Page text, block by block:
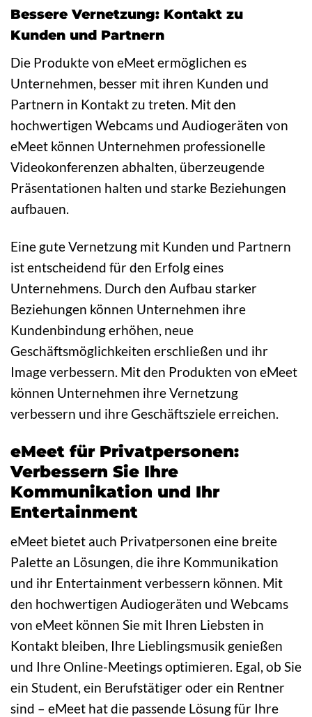
Bessere Vernetzung: Kontakt zu
Kunden und Partnern
Die Produkte von eMeet ermöglichen es
Unternehmen, besser mit ihren Kunden und
Partnern in Kontakt zu treten. Mit den
hochwertigen Webcams und Audiogeräten von
eMeet können Unternehmen professionelle
Videokonferenzen abhalten, überzeugende
Präsentationen halten und starke Beziehungen
aufbauen.
Eine gute Vernetzung mit Kunden und Partnern
ist entscheidend für den Erfolg eines
Unternehmens. Durch den Aufbau starker
Beziehungen können Unternehmen ihre
Kundenbindung erhöhen, neue
Geschäftsmöglichkeiten erschließen und ihr
Image verbessern. Mit den Produkten von eMeet
können Unternehmen ihre Vernetzung
verbessern und ihre Geschäftsziele erreichen.
eMeet für Privatpersonen:
Verbessern Sie Ihre
Kommunikation und Ihr
Entertainment
eMeet bietet auch Privatpersonen eine breite
Palette an Lösungen, die ihre Kommunikation
und ihr Entertainment verbessern können. Mit
den hochwertigen Audiogeräten und Webcams
von eMeet können Sie mit Ihren Liebsten in
Kontakt bleiben, Ihre Lieblingsmusik genießen
und Ihre Online-Meetings optimieren. Egal, ob Sie
ein Student, ein Berufstätiger oder ein Rentner
sind – eMeet hat die passende Lösung für Ihre